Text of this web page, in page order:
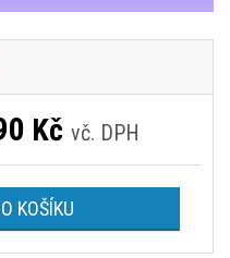
Kč vč. DPH
KOŠÍKU